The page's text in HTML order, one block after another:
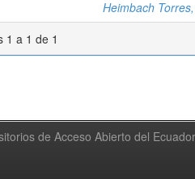
Heimbach
1 a 1 de 1
de Acceso Abierto del